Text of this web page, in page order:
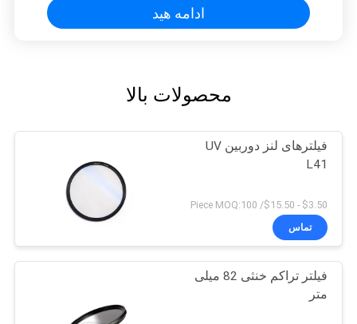
ادامه هید
محصولات بالا
فیلترهای لنز دوربین UV
L41
$3.50 - $15.50/ Piece MOQ:100
تماس
فیلتر تراکم خنثی 82 میلی
متر